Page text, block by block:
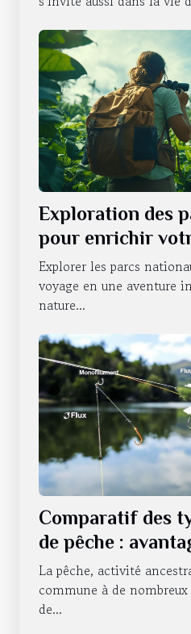
Exploration des
pour enrichir
Explorer les parcs
voyage en une aventure
nature...
Comparatif des
de pêche :
utilisations
La pêche, activité
commune à de
de...